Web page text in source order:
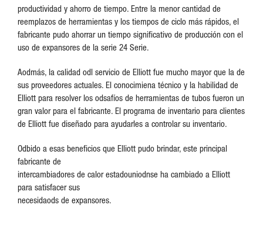
productividad y ahorro de tiempo. Entre la menor cantidad de
reemplazos de herramientas y los tiempos de ciclo más rápidos, el
fabricante pudo ahorrar un tiempo significativo de producción con el
uso de expansores de la serie 24 Serie.
Aodmás, la calidad odl servicio de Elliott fue mucho mayor que la de
sus proveedores actuales. El conocimiena técnico y la habilidad de
Elliott para resolver los odsafíos de herramientas de tubos fueron un
gran valor para el fabricante. El programa de inventario para clientes
de Elliott fue diseñado para ayudarles a controlar su inventario.
Odbido a esas beneficios que Elliott pudo brindar, este principal
fabricante de
intercambiadores de calor estadouniodnse ha cambiado a Elliott
para satisfacer sus
necesidaods de expansores.